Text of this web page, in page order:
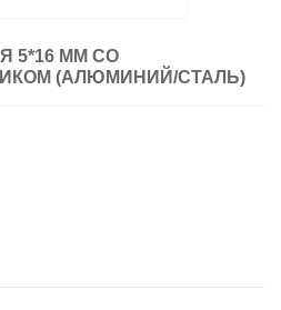
5*16 ММ СО
(АЛЮМИНИЙ/СТАЛЬ)